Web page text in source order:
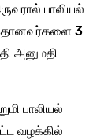
பாலியல்
3
அனுமதி
பாலியல்
வழக்கில்